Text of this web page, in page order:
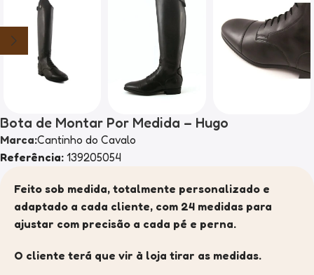
Bota de Montar Por Medida – Hugo
Marca:Cantinho do Cavalo
Referência: 139205054
Feito sob medida, totalmente personalizado e
adaptado a cada cliente, com 24 medidas para
ajustar com precisão a cada pé e perna.
O cliente terá que vir à loja tirar as medidas.